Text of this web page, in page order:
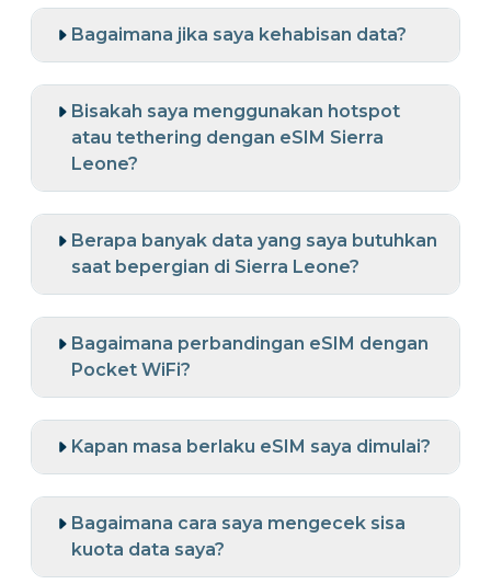
Bagaimana jika saya kehabisan data?
Bisakah saya menggunakan hotspot
atau tethering dengan eSIM Sierra
Leone?
Berapa banyak data yang saya butuhkan
saat bepergian di Sierra Leone?
Bagaimana perbandingan eSIM dengan
Pocket WiFi?
Kapan masa berlaku eSIM saya dimulai?
Bagaimana cara saya mengecek sisa
kuota data saya?